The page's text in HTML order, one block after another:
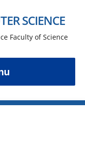
SCIENCE
Faculty of Science